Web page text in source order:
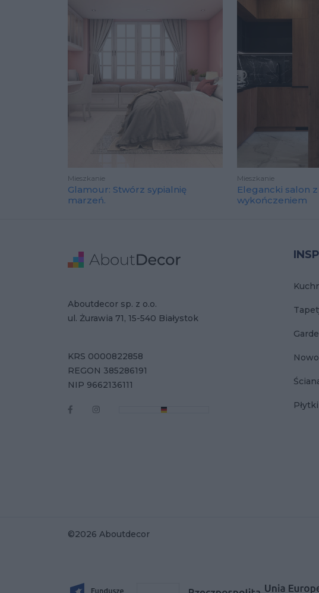
Mieszkanie
Glamour: Stwórz sypialnię
marzeń.
Mieszkanie
Elegancki salon
wykończeniem
Adres
Aboutdecor sp. z o.o.
ul. Żurawia 71, 15-540 Białystok
Dane Firmy
KRS 0000822858
REGON 385286191
NIP 9662136111
©2026 Aboutdecor